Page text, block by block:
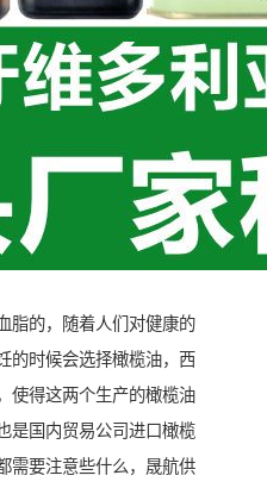
脂的，随着人们对健康的
的时候会选择橄榄油，西
使得这两个生产的橄榄油
是国内贸易公司进口橄榄
需要注意些什么，晟航供